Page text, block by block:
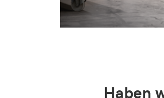
Haben